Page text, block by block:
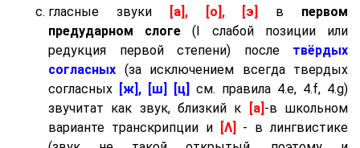
гласные звуки [а], [о], [э] в первом
предударном слоге (I слабой позиции или
редукция первой степени) послетвёрдых
согласных (за исключением всегда твердых
согласных
[ж], [ш] [ц]
см. правила 4.e, 4.f, 4.g)
звучитат как звук, близкий к
[а] -в школьном
варианте транскрипции и
[Λ]
- в лингвистике